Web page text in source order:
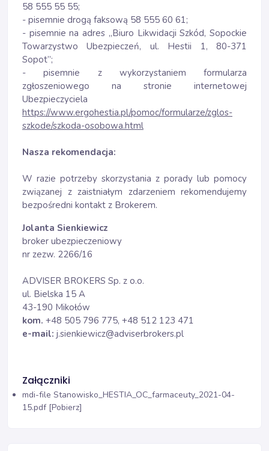
58 555 55 55;
- pisemnie drogą faksową 58 555 60 61;
- pisemnie na adres „Biuro Likwidacji Szkód, Sopockie
Towarzystwo Ubezpieczeń, ul. Hestii 1, 80-371
Sopot”;
- pisemnie z wykorzystaniem formularza
zgłoszeniowego na stronie internetowej
Ubezpieczyciela
https://www.ergohestia.pl/pomoc/formularze/zglos-
szkode/szkoda-osobowa.html
Nasza rekomendacja:
W razie potrzeby skorzystania z porady lub pomocy
związanej z zaistniałym zdarzeniem rekomendujemy
bezpośredni kontakt z Brokerem.
Jolanta Sienkiewicz
broker ubezpieczeniowy
nr zezw. 2266/16
ADVISER BROKERS Sp. z o.o.
ul. Bielska 15 A
43-190 Mikołów
kom. +48 505 796 775, +48 512 123 471
e-mail: j.sienkiewicz@adviserbrokers.pl
Załączniki
mdi-file Stanowisko_HESTIA_OC_farmaceuty_2021-04-
15.pdf [Pobierz]